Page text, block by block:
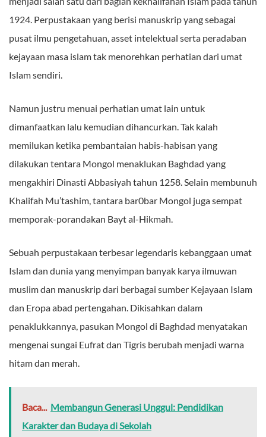
1924. Perpustakaan yang berisi manuskrip yang sebagai
pusat ilmu pengetahuan, asset intelektual serta peradaban
kejayaan masa islam tak menorehkan perhatian dari umat
Islam sendiri.
Namun justru menuai perhatian umat lain untuk
dimanfaatkan lalu kemudian dihancurkan. Tak kalah
memilukan ketika pembantaian habis-habisan yang
dilakukan tentara Mongol menaklukan Baghdad yang
mengakhiri Dinasti Abbasiyah tahun 1258. Selain membunuh
Khalifah Mu’tashim, tantara bar0bar Mongol juga sempat
memporak-porandakan Bayt al-Hikmah.
Sebuah perpustakaan terbesar legendaris kebanggaan umat
Islam dan dunia yang menyimpan banyak karya ilmuwan
muslim dan manuskrip dari berbagai sumber Kejayaan Islam
dan Eropa abad pertengahan. Dikisahkan dalam
penaklukkannya, pasukan Mongol di Baghdad menyatakan
mengenai sungai Eufrat dan Tigris berubah menjadi warna
hitam dan merah.
Baca... Membangun Generasi Unggul: Pendidikan
Karakter dan Budaya di Sekolah